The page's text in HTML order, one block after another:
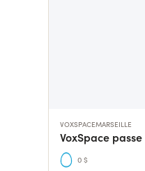
VOXSPACEMARSEILLE
VoxSpace
0 $